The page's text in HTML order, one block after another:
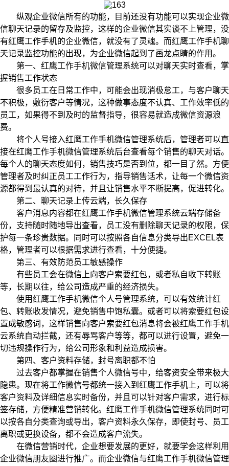
纵观企业微信所有的功能，目前还没有功能可以实现企业微
信聊天记录的留存及监控，这样的企业微信其实谈不上管理，没
有红鹰工作手机的企业微信，就没有了灵魂。而红鹰工作手机聊
天记录监控功能的出现，为企业微信起到了画龙点睛的作用。
第一、红鹰工作手机微信管理系统可以对聊天实时查看，掌
握销售工作状态
很多员工在日常工作中，可能会出现消极怠工，与客户聊天
不积极，敷衍客户等情况，这种做事态度不认真、工作效率低的
员工，如果得不到及时的监督指导，很容易就造成微信资源浪
费。
将个人号接入红鹰工作手机微信管理系统后，管理者可以直
接在红鹰工作手机微信管理系统后台查看每个销售的聊天对话。
每个人的聊天态度如何，销售技巧是否到位，都一目了然。方便
管理者及时纠正员工工作行为，指导销售话术，让每一个微信资
源都得到最认真的对待，并且让销售水平不断提高，促进转化。
第二、聊天记录上传云端，长久保存
客户消息内容都在红鹰工作手机微信管理系统云端存储备
份，支持随时随地导出查看，员工没有删除聊天记录的权限，保
护每一条珍贵数据。同时可以按照各自信息分类导出EXCEL表
格，管理者可以根据需求进行查看，十分便捷。
第三、有效防范员工敏感操作
有些员工会在微信上向客户索要红包，或者私自收下转账
等，长期以往，给公司造成严重的经济损失。
使用红鹰工作手机微信个人号管理系统，可以有效统计红
包、转账收发情况，避免销售中饱私囊。或者可以将索要红包设
置成敏感词，这样销售向客户索要红包消息将会被红鹰工作手机
云系统自动拦截，还有辱骂客户等等，都可以进行设置，避免一
切违规操作行为，给公司形象和利益造成损害。
第四、客户资料存储，封号离职都不怕
过去客户都掌握在销售个人微信号中，给客资安全带来极大
隐患。现在将工作微信号都统一接入到红鹰工作手机上，可以将
客户资料及详细信息实时备份，并且可以针对客户需求，进行标
签存储，方便精准营销转化。红鹰工作手机微信管理系统同时可
以按各自分类查询或导出，客户资料永久保存，即使封号、员工
离职或更换设备，都不会造成客户流失。
在微信营销时代，企业想要发展的更好，就要学会这样利用
企业微信朋友圈进行推广。而企业微信与红鹰工作手机微信管理